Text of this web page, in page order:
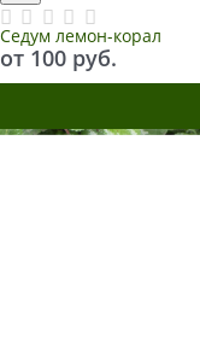
Седум лемон-корал
от 100 руб.